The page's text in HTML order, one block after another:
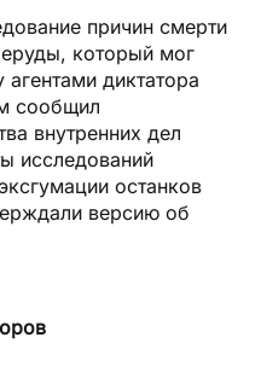
причин смерти
который мог
диктатора
сообщил
внутренних дел
исследований
останков
версию об